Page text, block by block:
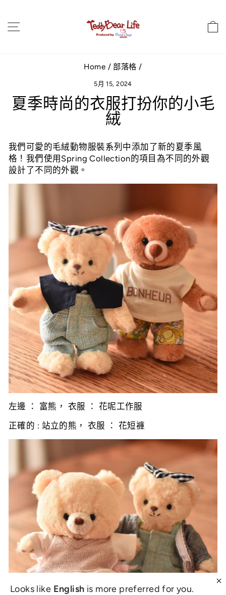
內
Home / 部落格 /
5月 15, 2024
夏季時尚的衣服打扮你的小毛
絨
我們可愛的毛絨動物服裝系列中添加了新的夏季風
格！我們使用Spring Collection的項目為不同的外觀
設計了不同的外觀。
左邊 ： 富熊 ， 衣服 ： 花呢工作服
正確的 : 站立的熊 ， 衣服 ：花短褲
Looks like English is more preferred for you.